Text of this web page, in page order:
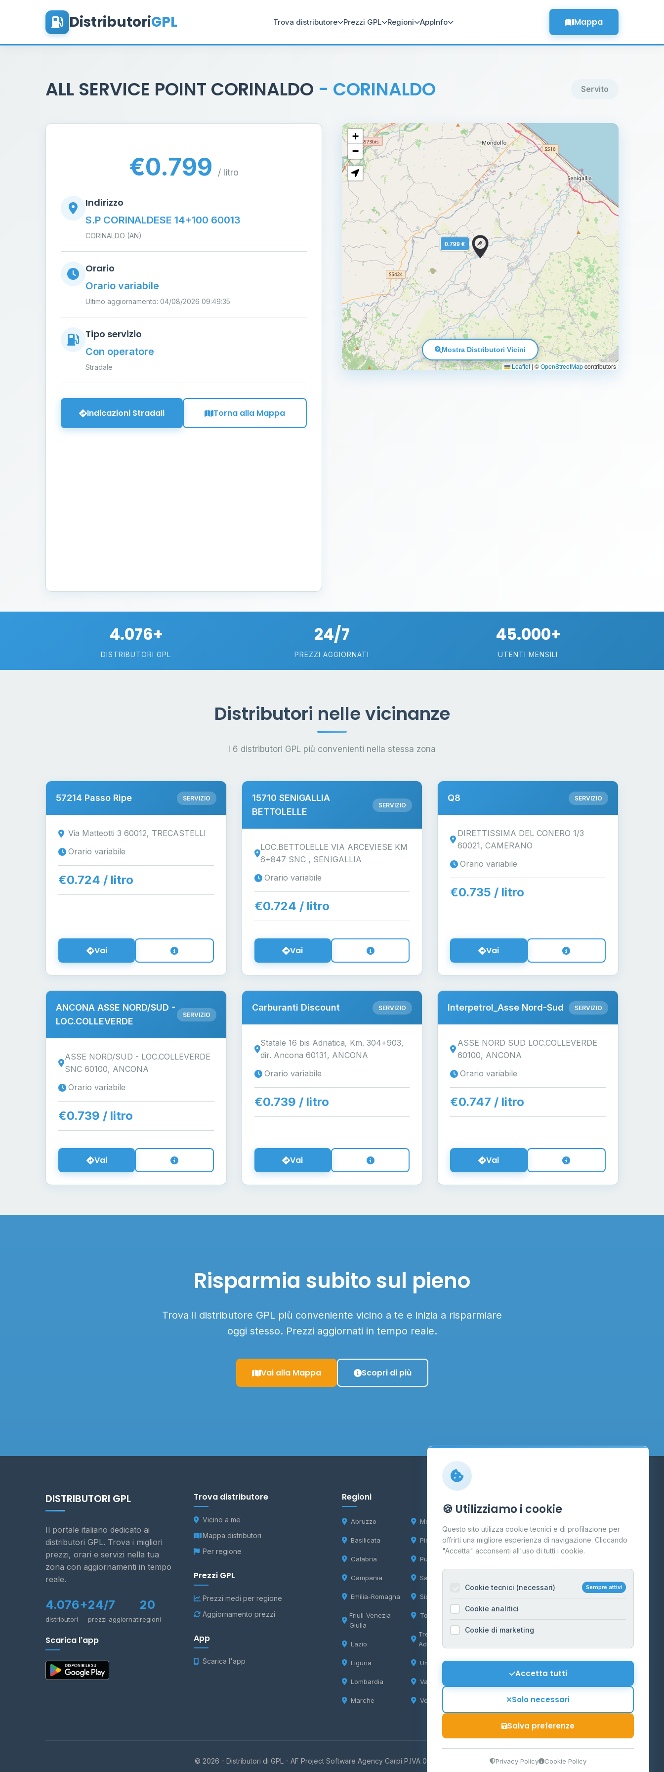
DistributoriGPL Trova distributore Prezzi GPL Regioni AppInfo Mappa
ALL SERVICE POINT CORINALDO - CORINALDO Servito
€0.799 / litro
Indirizzo
S.P CORINALDESE 14+100 60013
CORINALDO (AN)
Orario
Orario variabile
Ultimo aggiornamento: 04/08/2026 09:49:35
Tipo servizio
Con operatore
Stradale
Indicazioni Stradali Torna alla Mappa
0.799 €
+
−
Leaflet | ©OpenStreetMapcontributors
Mostra Distributori Vicini
4.076+
DISTRIBUTORI GPL
24/7
PREZZI AGGIORNATI
45.000+
UTENTI MENSILI
Distributori nelle vicinanze
I 6 distributori GPL più convenienti nella stessa zona
57214 Passo Ripe SERVIZIO
Via Matteotti 3 60012, TRECASTELLI
Orario variabile
€0.724 / litro
Vai
15710 SENIGALLIA
BETTOLELLE
SERVIZIO
LOC.BETTOLELLE VIA ARCEVIESE KM
6+847 SNC , SENIGALLIA
Orario variabile
€0.724 / litro
Vai
Q8 SERVIZIO
DIRETTISSIMA DEL CONERO 1/3
60021, CAMERANO
Orario variabile
€0.735 / litro
Vai
ANCONA ASSE NORD/SUD -
LOC.COLLEVERDE
SERVIZIO
ASSE NORD/SUD - LOC.COLLEVERDE
SNC 60100, ANCONA
Orario variabile
€0.739 / litro
Vai
Carburanti Discount SERVIZIO
Statale 16 bis Adriatica, Km. 304+903,
dir. Ancona 60131, ANCONA
Orario variabile
€0.739 / litro
Vai
Interpetrol_Asse Nord-Sud SERVIZIO
ASSE NORD SUD LOC.COLLEVERDE
60100, ANCONA
Orario variabile
€0.747 / litro
Vai
Risparmia subito sul pieno
Trova il distributore GPL più conveniente vicino a te e inizia a risparmiare
oggi stesso. Prezzi aggiornati in tempo reale.
Vai alla Mappa Scopri di più
DISTRIBUTORI GPL
Il portale italiano dedicato ai
distributori GPL. Trova i migliori
prezzi, orari e servizi nella tua
zona con aggiornamenti in tempo
reale.
4.076+
distributori
24/7
prezzi aggiornati
20
regioni
Scarica l'app
Trova distributore
Vicino a me
Mappa distributori
Per regione
Prezzi GPL
Prezzi medi per regione
Aggiornamento prezzi
App
Scarica l'app
Regioni
Abruzzo
Basilicata
Calabria
Campania
Emilia-Romagna
Friuli-Venezia
Giulia
Lazio
Liguria
Lombardia
Marche
Molise
Piemonte
Puglia
Sardegna
Sicilia
Toscana
Trentino-Alto
Adige
Umbria
Valle d'Aosta
Veneto
Contatti
Per gestori
Informazioni legali
Privacy Policy
Cookie Policy
Mappa del sito
Contattaci
© 2026 - Distributori di GPL - AF Project Software Agency Carpi P.IVA 03859300364
🍪 Utilizziamo i cookie
Questo sito utilizza cookie tecnici e di profilazione per
offrirti una migliore esperienza di navigazione. Cliccando
"Accetta" acconsenti all'uso di tutti i cookie.
Cookie tecnici (necessari) Sempre attivi
Cookie analitici
Cookie di marketing
Accetta tutti
Solo necessari
Salva preferenze
Privacy Policy Cookie Policy